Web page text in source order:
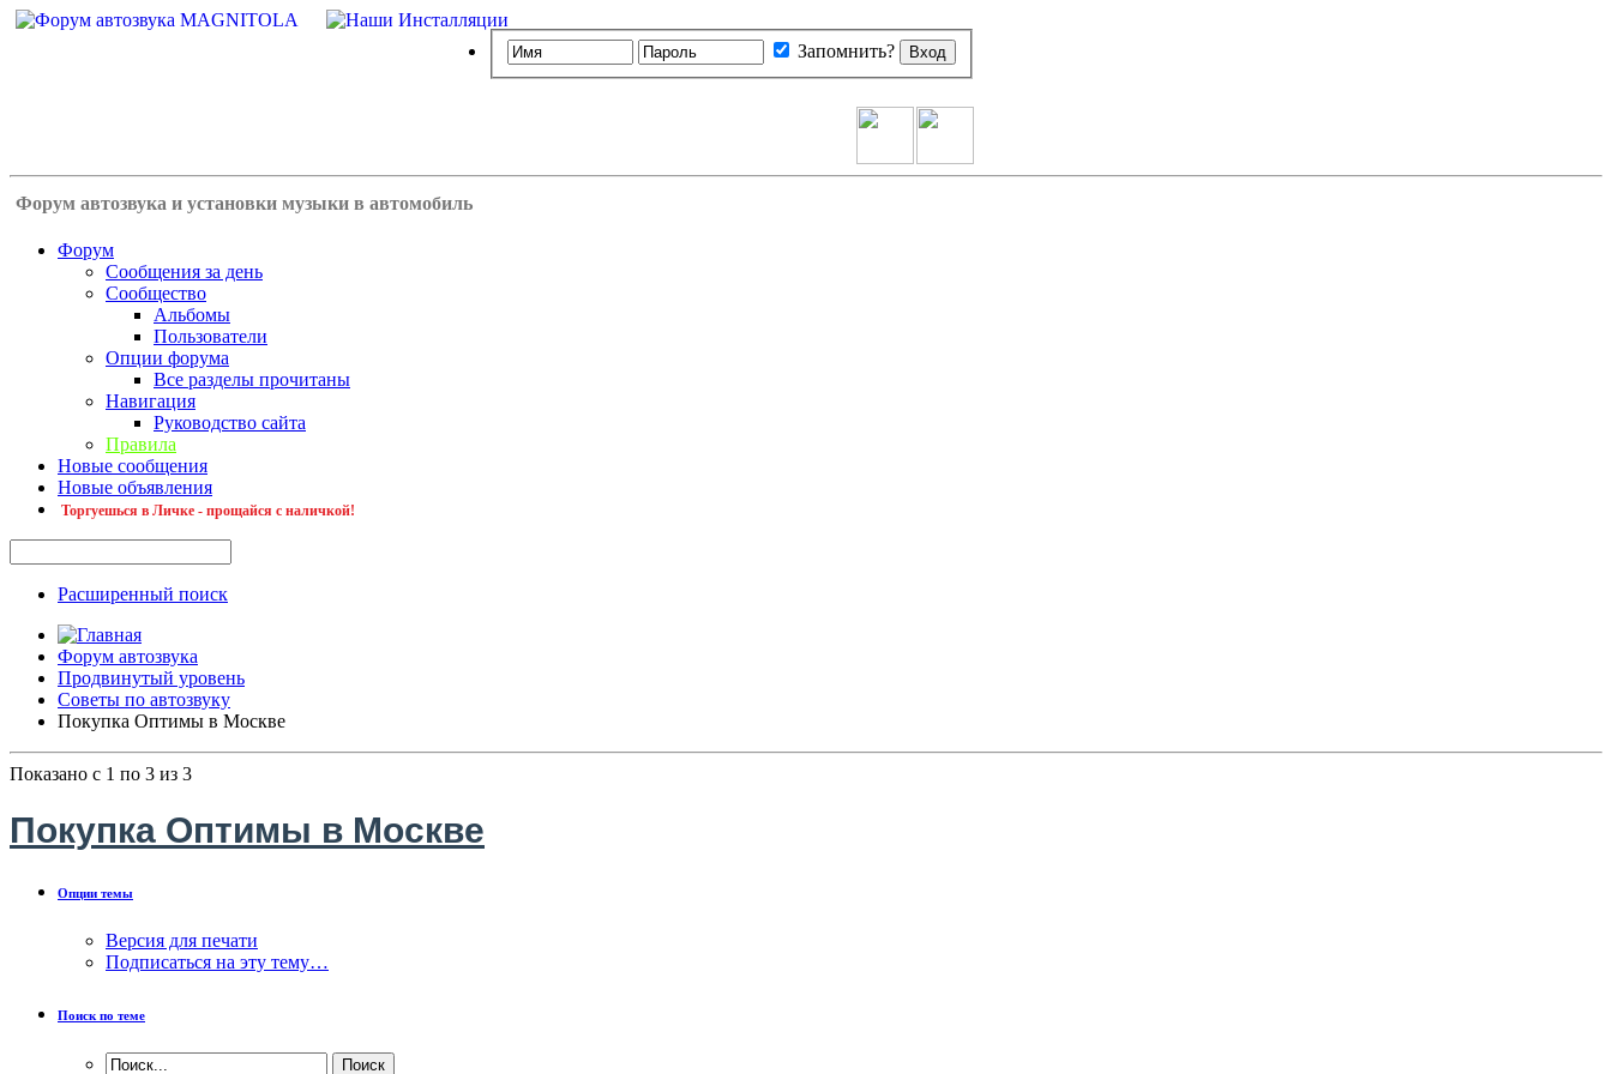
Запомнить?
Форум автозвука и установки музыки в автомобиль
Форум
Сообщения за день
Сообщество
Альбомы
Пользователи
Опции форума
Все разделы прочитаны
Навигация
Руководство сайта
Правила
Новые сообщения
Новые объявления
Торгуешься в Личке - прощайся с наличкой!
Расширенный поиск
Форум автозвука
Продвинутый уровень
Советы по автозвуку
Покупка Оптимы в Москве
Показано с 1 по 3 из 3
Покупка Оптимы в Москве
Опции темы
Версия для печати
Подписаться на эту тему…
Поиск по теме